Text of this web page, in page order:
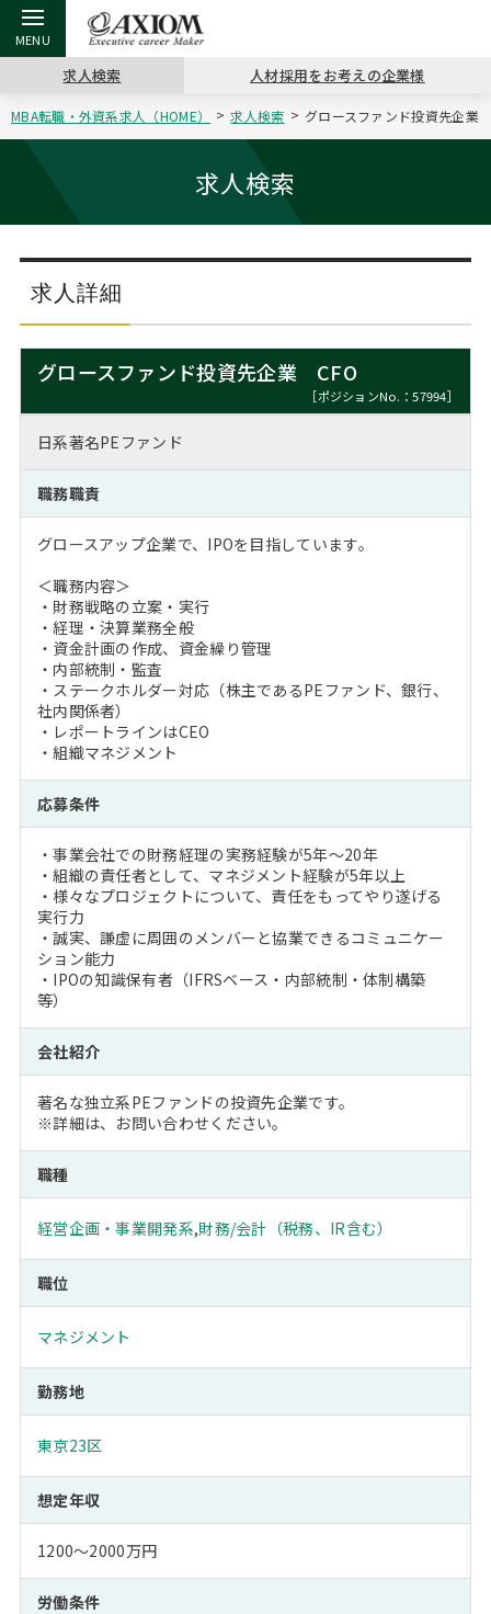
戻る
アクシアムの特長
戻る
コンサ
サービス案内
戻る
キャリ
コンサルタントの紹介
戻る
キャリア支援 TOP
キャリアデザイン講座
（最新求人市場動向）
戻る
MBAの
おわり
ステージ別アドバイス
MBAの転職事例
MBAからのFAQ
MBA留学生数の推移
戻る
日本か
MBAを生かす求人特集
年齢と年収の相関図
戻る
転職ツール TOP
英文レジュメの書き方
戻る
パワー
職務経歴書の書き方
外資系／面接攻略のコツ
戻る
転職コラム TOP
“展”職相談室
転職市場の明日をよめ
キャリアに効く一冊
注目企業インタビュー
戻る
イベント・セミナー TOP
ジョブフェア
キャリアデザインセミナー
プロ経営者の特別セミナー
Career Talk Live
MBA NETWORKING
戻る
会社概要 TOP
沿革
主なクライアント
パブリシティ
ニュースリリース
求人検索 人材採用をお考えの企業様
MBA転職・外資系求人（HOME） 求人検索 グロースファンド投資先企
求人検索
求人詳細
グロースファンド投資先企業 CFO
［ポジションNo.：57994］
日系著名PEファンド
職務職責
グロースアップ企業で、IPOを目指しています。
＜職務内容＞
・財務戦略の立案・実行
・経理・決算業務全般
・資金計画の作成、資金繰り管理
・内部統制・監査
・ステークホルダー対応（株主であるPEファンド、銀行、
社内関係者）
・レポートラインはCEO
・組織マネジメント
応募条件
・事業会社での財務経理の実務経験が5年～20年
・組織の責任者として、マネジメント経験が5年以上
・様々なプロジェクトについて、責任をもってやり遂げる
実行力
・誠実、謙虚に周囲のメンバーと協業できるコミュニケー
ション能力
・IPOの知識保有者（IFRSベース・内部統制・体制構築
等）
会社紹介
著名な独立系PEファンドの投資先企業です。
※詳細は、お問い合わせください。
職種
経営企画・事業開発系,財務/会計（税務、IR含む）
職位
マネジメント
勤務地
東京23区
想定年収
1200～2000万円
労働条件